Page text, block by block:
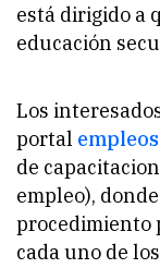
está dirigido a
educación
Los
portal
de
empleo),
procedimiento
cada uno de